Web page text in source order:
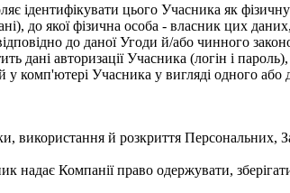
ідентифікувати цього Учасника як
до якої фізична особа - власник цих
до даної Угоди й/або чинного
дані авторизації Учасника (логін і
Учасника у вигляді одного або
використання й розкриття
Компанії право одержувати,